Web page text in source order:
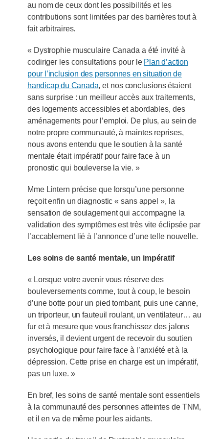
au nom de ceux dont les possibilités et les
contributions sont limitées par des barrières tout à
fait arbitraires.
« Dystrophie musculaire Canada a été invité à
codiriger les consultations pour le Plan d’action
pour l’inclusion des personnes en situation de
handicap du Canada, et nos conclusions étaient
sans surprise : un meilleur accès aux traitements,
des logements accessibles et abordables, des
aménagements pour l’emploi. De plus, au sein de
notre propre communauté, à maintes reprises,
nous avons entendu que le soutien à la santé
mentale était impératif pour faire face à un
pronostic qui bouleverse la vie. »
Mme Lintern précise que lorsqu’une personne
reçoit enfin un diagnostic « sans appel », la
sensation de soulagement qui accompagne la
validation des symptômes est très vite éclipsée par
l’accablement lié à l’annonce d’une telle nouvelle.
Les soins de santé mentale, un impératif
« Lorsque votre avenir vous réserve des
bouleversements comme, tout à coup, le besoin
d’une botte pour un pied tombant, puis une canne,
un triporteur, un fauteuil roulant, un ventilateur… au
fur et à mesure que vous franchissez des jalons
inversés, il devient urgent de recevoir du soutien
psychologique pour faire face à l’anxiété et à la
dépression. Cette prise en charge est un impératif,
pas un luxe. »
En bref, les soins de santé mentale sont essentiels
à la communauté des personnes atteintes de TNM,
et il en va de même pour les aidants.